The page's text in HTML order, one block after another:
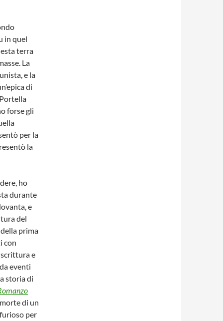
in quel
terra
La
e la
di
forse gli
per la
la
ho
durante
e
del
prima
con
e
eventi
storia di
di un
per